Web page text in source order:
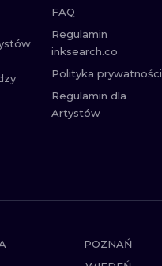
FAQ
Regulamin
inksearch.co
Polityka prywatności
Regulamin dla
Artystów
POZNAŃ